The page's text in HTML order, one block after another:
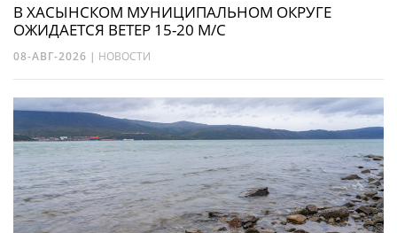
В ХАСЫНСКОМ МУНИЦИПАЛЬНОМ ОКРУГЕ
ОЖИДАЕТСЯ ВЕТЕР 15-20 М/С
08-АВГ-2026 | НОВОСТИ